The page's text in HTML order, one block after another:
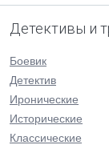
Детективы и
Боевик
Детектив
Иронические
Исторические
Классические